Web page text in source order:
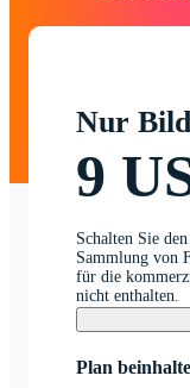
Nur
9
Schalten Sie
Sammlung von
für die
nicht enthalten.
Plan